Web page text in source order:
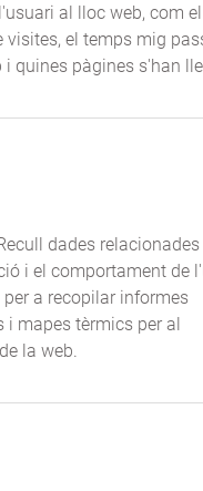
al lloc web, com el
visites, el temps mig
i quines pàgines s'han
dades
i el comportament de
a recopilar informes
i mapes tèrmics per al
la web.